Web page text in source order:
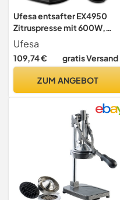
Ufesa entsafter EX4950
Zitruspresse mit 600W,
Saftpresse elektrisch aus
Edelstahl, Zitronenpresse,
Orangenpresse,
Schwarz
Ufesa
109,74 € gratis Versand
ZUM ANGEBOT